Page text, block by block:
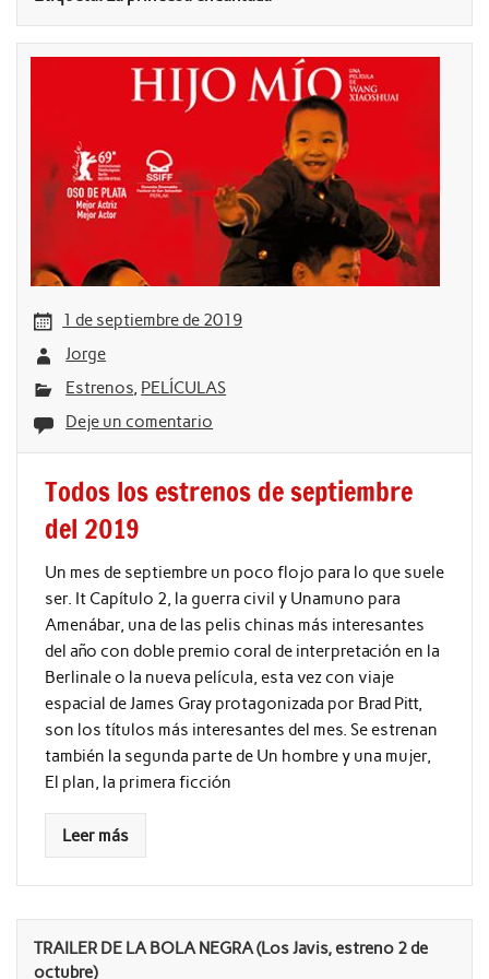
1 de septiembre de 2019
Jorge
Estrenos, PELÍCULAS
Deje un comentario
Todos los estrenos de septiembre
del 2019
Un mes de septiembre un poco flojo para lo que suele
ser. It Capítulo 2, la guerra civil y Unamuno para
Amenábar, una de las pelis chinas más interesantes
del año con doble premio coral de interpretación en la
Berlinale o la nueva película, esta vez con viaje
espacial de James Gray protagonizada por Brad Pitt,
son los títulos más interesantes del mes. Se estrenan
también la segunda parte de Un hombre y una mujer,
El plan, la primera ficción
Leer más
TRAILER DE LA BOLA NEGRA (Los Javis, estreno 2 de
octubre)